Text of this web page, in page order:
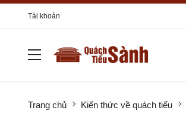
Tài khoản
Trang chủ Kiến thức về quách tiểu